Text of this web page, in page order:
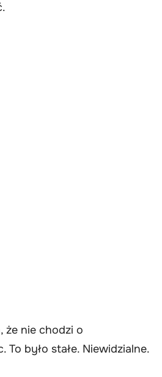
że nie chodzi o
To było stałe. Niewidzialne.